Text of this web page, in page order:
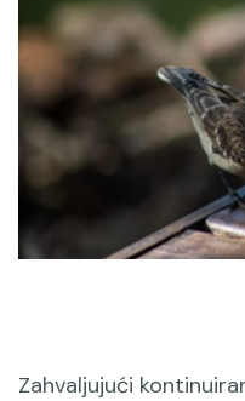
Zahvaljujući